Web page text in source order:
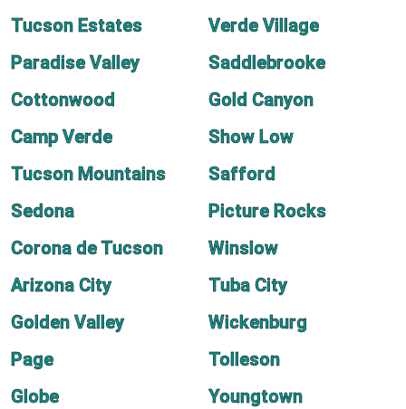
Tucson Estates
Verde Village
Paradise Valley
Saddlebrooke
Cottonwood
Gold Canyon
Camp Verde
Show Low
Tucson Mountains
Safford
Sedona
Picture Rocks
Corona de Tucson
Winslow
Arizona City
Tuba City
Golden Valley
Wickenburg
Page
Tolleson
Globe
Youngtown